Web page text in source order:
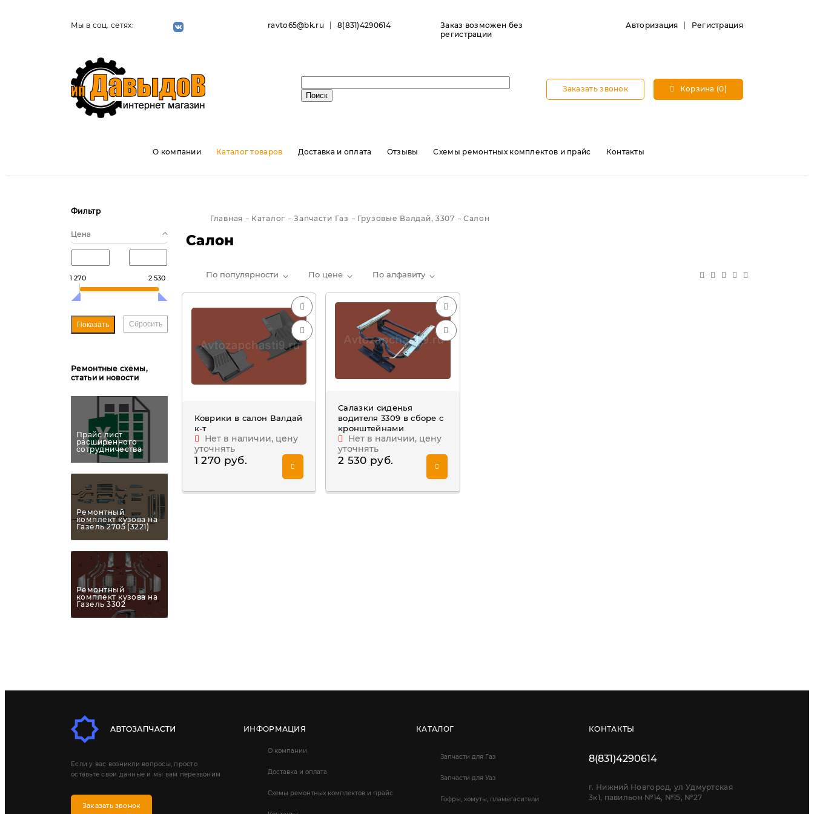
Мы в соц. сетях: ravto65@bk.ru 8(831)4290614
Заказ возможен без
регистрации
Авторизация Регистрация
Заказать звонок Корзина (0)
О компании Каталог товаров Доставка и оплата Отзывы Схемы ремонтных комплектов и прайс Контакты
Фильтр
Цена
1 270 2 530
Ремонтные схемы,
статьи и новости
Прайс лист
расширенного
сотрудничества
Ремонтный
комплект кузова на
Газель 2705 (3221)
Ремонтный
комплект кузова на
Газель 3302
Главная Каталог Запчасти Газ Грузовые Валдай, 3307 Салон
Салон
По популярности По цене По алфавиту
Коврики в салон Валдай
к-т
Нет в наличии, цену
уточнять
1 270 руб.
Салазки сиденья
водителя 3309 в сборе с
кронштейнами
Нет в наличии, цену
уточнять
2 530 руб.
Если у вас возникли вопросы, просто
оставьте свои данные и мы вам перезвоним
Заказать звонок
ИНФОРМАЦИЯ
О компании
Доставка и оплата
Схемы ремонтных комплектов и прайс
КАТАЛОГ
Запчасти для Газ
Запчасти для Уаз
Гофры, хомуты, пламегасители
КОНТАКТЫ
8(831)4290614
г. Нижний Новгород, ул Удмуртская
3к1, павильон №14, №15, №27